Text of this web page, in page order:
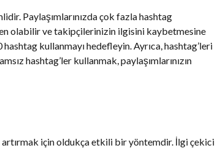
Paylaşımlarınızda çok fazla hashtag
olabilir ve takipçilerinizin ilgisini kaybetmesine
kullanmayı hedefleyin. Ayrıca, hashtag’leri
hashtag’ler kullanmak, paylaşımlarınızın
artırmak için oldukça etkili bir yöntemdir. İlgi çekici